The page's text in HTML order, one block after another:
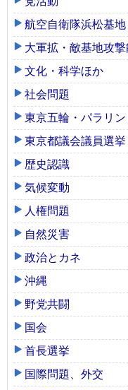
航空自衛隊浜松基地
大軍拡・敵基地攻撃
文化・科学ほか
社会問題
東京五輪・パラリン
東京都議会議員選挙
歴史認識
気候変動
人権問題
自然災害
政治とカネ
沖縄
野党共闘
国会
首長選挙
国際問題、外交